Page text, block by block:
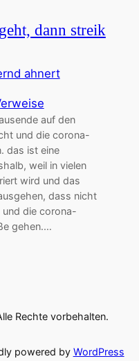
dann streik
ahnert
auf den
und die corona-
das ist eine
weil in vielen
wird und das
dass nicht
die corona-
gehen.…
Rechte vorbehalten.
powered by WordPress